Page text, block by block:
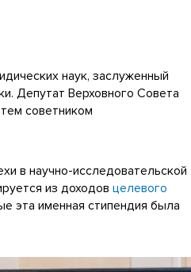
наук, заслуженный
Депутат Верховного Совета
советником
в научно-исследовательской
из доходовцелевого
эта именная стипендия была